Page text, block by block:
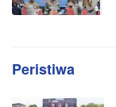
Peristiwa